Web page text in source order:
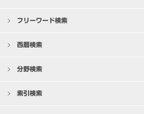
フリーワード検索
西暦検索
分野検索
索引検索